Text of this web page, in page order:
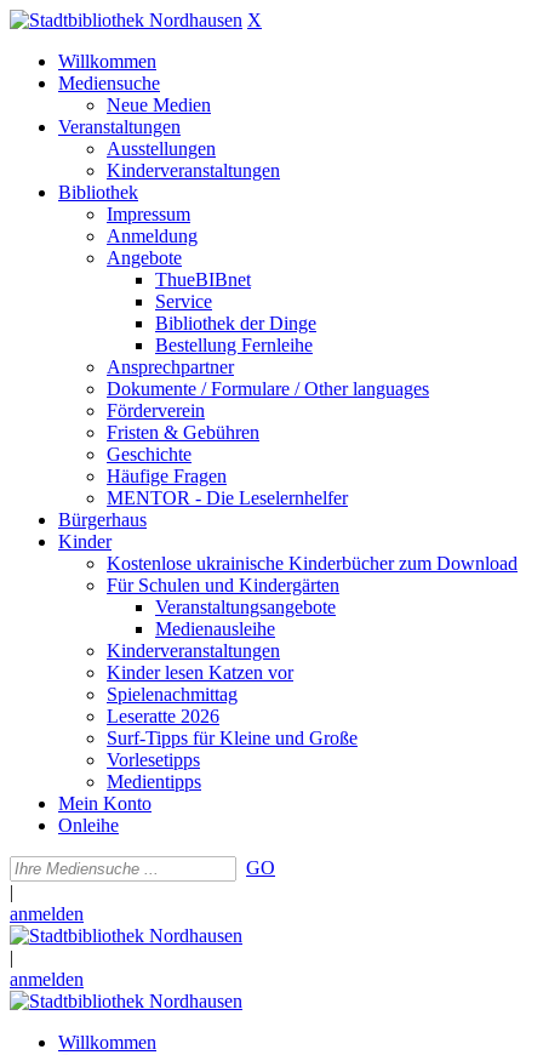
X
Willkommen
Mediensuche
Neue Medien
Veranstaltungen
Ausstellungen
Kinderveranstaltungen
Bibliothek
Impressum
Anmeldung
Angebote
ThueBIBnet
Service
Bibliothek der Dinge
Bestellung Fernleihe
Ansprechpartner
Dokumente / Formulare / Other languages
Förderverein
Fristen & Gebühren
Geschichte
Häufige Fragen
MENTOR - Die Leselernhelfer
Bürgerhaus
Kinder
Kostenlose ukrainische Kinderbücher zum Download
Für Schulen und Kindergärten
Veranstaltungsangebote
Medienausleihe
Kinderveranstaltungen
Kinder lesen Katzen vor
Spielenachmittag
Leseratte 2026
Surf-Tipps für Kleine und Große
Vorlesetipps
Medientipps
Mein Konto
Onleihe
GO
|
anmelden
|
anmelden
Willkommen